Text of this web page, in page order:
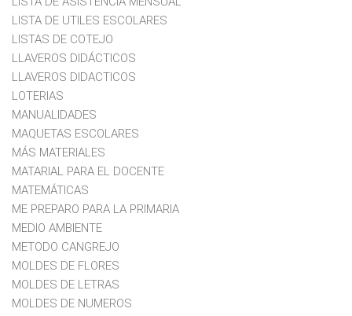
LISTA DE UTILES ESCOLARES
LISTAS DE COTEJO
LLAVEROS DIDÁCTICOS
LLAVEROS DIDACTICOS
LOTERIAS
MANUALIDADES
MAQUETAS ESCOLARES
MÁS MATERIALES
MATARIAL PARA EL DOCENTE
MATEMÁTICAS
ME PREPARO PARA LA PRIMARIA
MEDIO AMBIENTE
METODO CANGREJO
MOLDES DE FLORES
MOLDES DE LETRAS
MOLDES DE NUMEROS